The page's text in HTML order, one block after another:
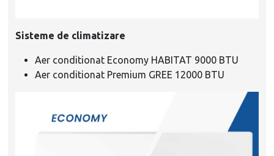
Sisteme de climatizare
Aer conditionat Economy HABITAT 9000 BTU
Aer conditionat Premium GREE 12000 BTU